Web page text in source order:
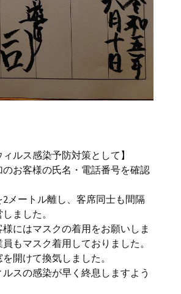
ィルス感染予防対策として】
のお客様の氏名・電話番号を確認
2メートル離し、客席同士も間隔
ました。
様にはマスクの着用をお願いしま
もマスク着用しておりました。
開けて換気しました。
スの感染が早く終息しますよう